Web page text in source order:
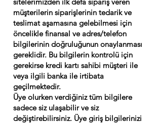
müşterilerin siparişlerinin tedarik ve
teslimat aşamasına gelebilmesi için
öncelikle finansal ve adres/telefon
bilgilerinin doğruluğunun onaylanması
gereklidir. Bu bilgilerin kontrolü için
gerekirse kredi kartı sahibi müşteri ile
veya ilgili banka ile irtibata
geçilmektedir.
Üye olurken verdiğiniz tüm bilgilere
sadece siz ulaşabilir ve siz
değiştirebilirsiniz. Üye giriş bilgilerinizi